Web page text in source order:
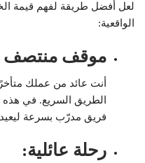
لعل أفضل طريقة لفهم قيمة
الواقعية:
موقف منتصف
أنت عائد من عملك
الطريق السريع. في
فريق مدرّب بسرعة
رحلة عائلية: